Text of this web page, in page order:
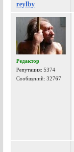
reylby
Редактор
Репутация:5374
Сообщений: 32767